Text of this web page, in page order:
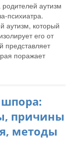
аутизм
психиатра.
аутизм, который
его от
представляет
поражает
причины
методы